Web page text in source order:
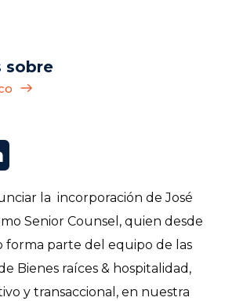
sobre
la incorporación de José
Senior Counsel, quien desde
forma parte del equipo de las
Bienes raíces & hospitalidad,
y transaccional, en nuestra